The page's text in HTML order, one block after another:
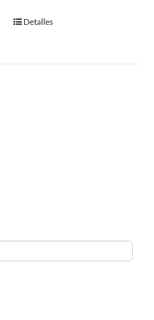
Detalles